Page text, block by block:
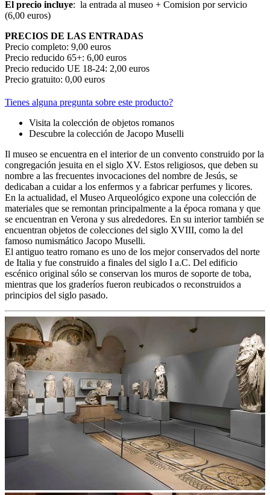
El precio incluye: la entrada al museo + Comision por servicio
(6,00 euros)
PRECIOS DE LAS ENTRADAS
Precio completo: 9,00 euros
Precio reducido 65+: 6,00 euros
Precio reducido UE 18-24: 2,00 euros
Precio gratuito: 0,00 euros
Tienes alguna pregunta sobre este producto?
Visita la colección de objetos romanos
Descubre la colección de Jacopo Muselli
Il museo se encuentra en el interior de un convento construido por la
congregación jesuita en el siglo XV. Estos religiosos, que deben su
nombre a las frecuentes invocaciones del nombre de Jesús, se
dedicaban a cuidar a los enfermos y a fabricar perfumes y licores.
En la actualidad, el Museo Arqueológico expone una colección de
materiales que se remontan principalmente a la época romana y que
se encuentran en Verona y sus alrededores. En su interior también se
encuentran objetos de colecciones del siglo XVIII, como la del
famoso numismático Jacopo Muselli.
El antiguo teatro romano es uno de los mejor conservados del norte
de Italia y fue construido a finales del siglo I a.C. Del edificio
escénico original sólo se conservan los muros de soporte de toba,
mientras que los graderíos fueron reubicados o reconstruidos a
principios del siglo pasado.